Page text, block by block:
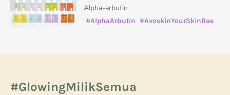
Jerawat, Kusam, dan Masalah Kulit
Lainnya
Alpha-arbutin
#AlphaArbutin #AvoskinYourSkinBae
#GlowingMilikSemua